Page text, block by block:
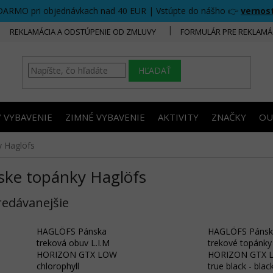
pri objednávkach nad 40 EUR | Vstúpte do nášho 👉
REKLAMÁCIA A ODSTÚPENIE OD ZMLUVY FORMULÁR PRE
HĽADAŤ
ZIMNÉ VYBAVENIE AKTIVITY ZNAČKY
Haglöfs
topánky Haglöfs
HAGLÖFS Pánska
treková obuv L.I.M
HORIZON GTX LOW
chlorophyll
HAGLÖFS
trekové topánky
HORIZON GTX
true black -